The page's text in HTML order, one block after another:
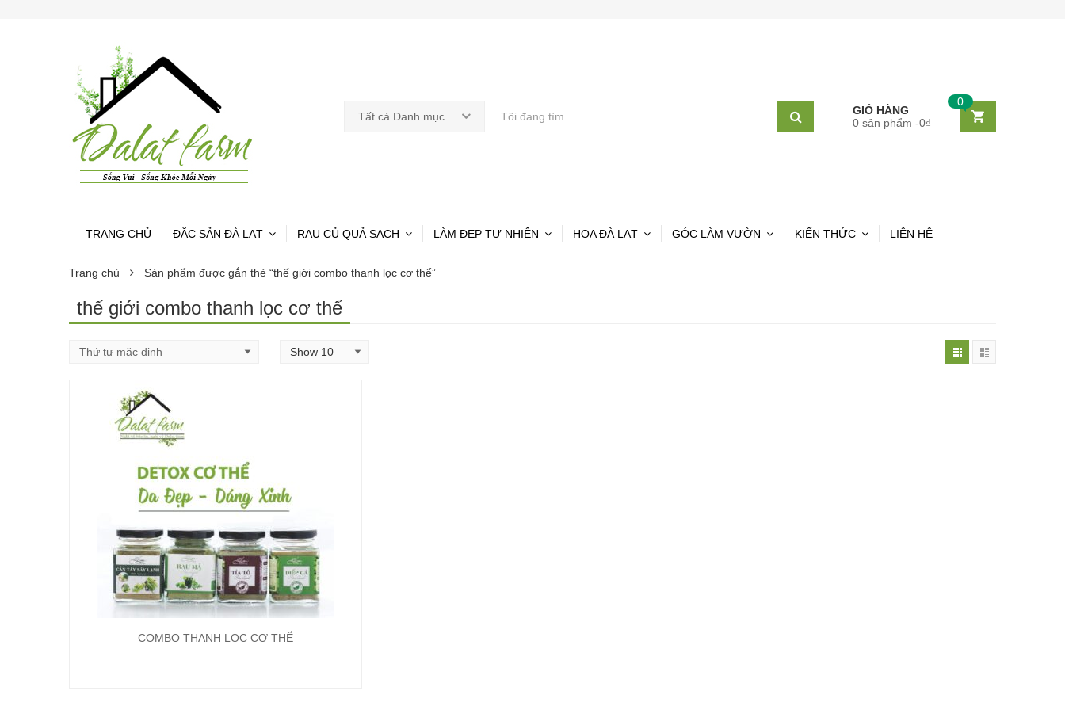
Tất cả Danh mục
GIỎ HÀNG
0 sản phẩm -0₫
0
TRANG CHỦ ĐẶC SẢN ĐÀ LẠT RAU CỦ QUẢ SẠCH LÀM ĐẸP TỰ NHIÊN HOA ĐÀ LẠT GÓC LÀM VƯỜN KIẾN THỨC LIÊN HỆ
Trang chủ Sản phẩm được gắn thẻ “thế giới combo thanh lọc cơ thể”
thế giới combo thanh lọc cơ thể
COMBO THANH LỌC CƠ THỂ